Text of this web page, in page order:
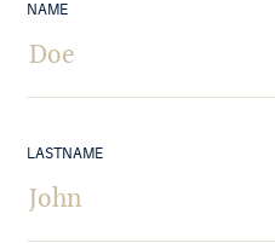
NAME
LASTNAME